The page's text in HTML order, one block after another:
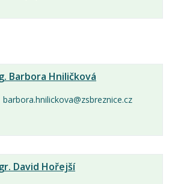
Barbora Hniličková
barbora.hnilickova@zsbreznice.cz
David Hořejší